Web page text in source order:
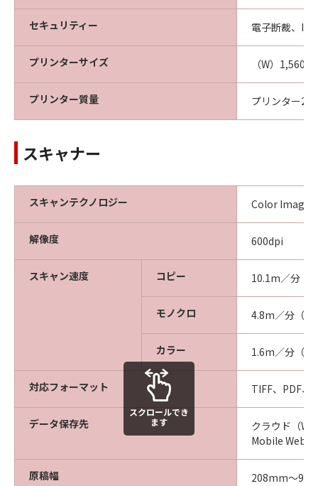
セキュリティー 電子断裁、IP-
プリンターサイズ （W）
プリンター質量 プリンター2
スキャナー
スキャンテクノロジー Color
解像度 600dpi
スキャン速度 コピー 10.1m／分
モノクロ 4.8m／分（
カラー 1.6m／分（
対応フォーマット TIFF、PDF、
データ保存先
クラウド（
Mobile
原稿幅 208mm～
スクロールでき
ます